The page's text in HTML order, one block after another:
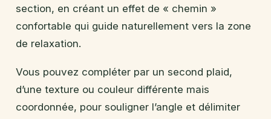
section, en créant un effet de « chemin »
confortable qui guide naturellement vers la zone
de relaxation.
Vous pouvez compléter par un second plaid,
d’une texture ou couleur différente mais
coordonnée, pour souligner l’angle et délimiter